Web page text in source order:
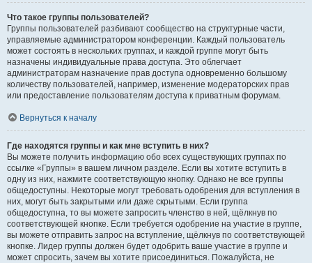
Что такое группы пользователей?
Группы пользователей разбивают сообщество на структурные части,
управляемые администратором конференции. Каждый пользователь
может состоять в нескольких группах, и каждой группе могут быть
назначены индивидуальные права доступа. Это облегчает
администраторам назначение прав доступа одновременно большому
количеству пользователей, например, изменение модераторских прав
или предоставление пользователям доступа к приватным форумам.
Вернуться к началу
Где находятся группы и как мне вступить в них?
Вы можете получить информацию обо всех существующих группах по
ссылке «Группы» в вашем личном разделе. Если вы хотите вступить в
одну из них, нажмите соответствующую кнопку. Однако не все группы
общедоступны. Некоторые могут требовать одобрения для вступления в
них, могут быть закрытыми или даже скрытыми. Если группа
общедоступна, то вы можете запросить членство в ней, щёлкнув по
соответствующей кнопке. Если требуется одобрение на участие в группе,
вы можете отправить запрос на вступление, щёлкнув по соответствующей
кнопке. Лидер группы должен будет одобрить ваше участие в группе и
может спросить, зачем вы хотите присоединиться. Пожалуйста, не